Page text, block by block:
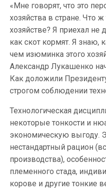
«Мне говорят, что это
хозяйства в стране. Что
хозяйстве? Я приехал не
как скот кормят. Я знаю,
чем изюминка этого
Александр Лукашенко
Как доложили
строгом соблюдении
Технологическая
некоторые тонкости и
экономическую выгоду.
нестандартный рацион
производства),
племенного стада,
корове и другие тонкие